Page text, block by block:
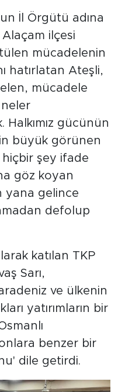
İl Örgütü adına
ilçesi
mücadelenin
hatırlatan Ateşli,
mücadele
gücünün
büyük görünen
hiçbir şey ifade
göz koyan
yana gelince
defolup
katılan TKP
Sarı,
ve ülkenin
yatırımların bir
benzer bir
dile getirdi.